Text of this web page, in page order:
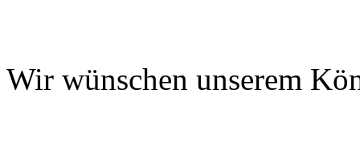
Wir wünschen unserem